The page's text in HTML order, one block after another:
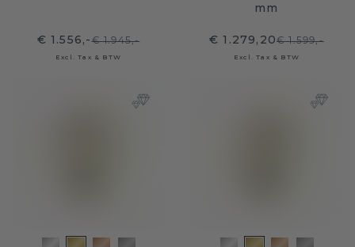
€ 1.556,-€ 1.945,-
Excl. Tax & BTW
mm
€ 1.279,20€ 1.599,-
Excl. Tax & BTW